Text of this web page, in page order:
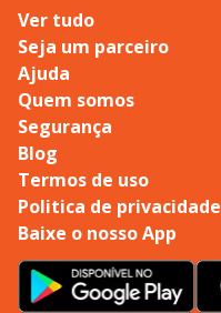
Ver tudo
Seja um parceiro
Ajuda
Quem somos
Segurança
Blog
Termos de uso
Politica de privacidade
Baixe o nosso App